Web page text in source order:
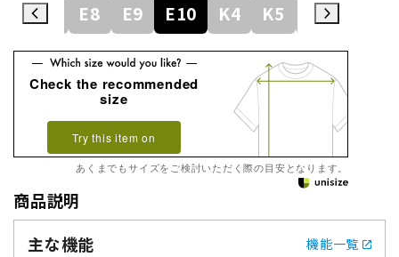
E7 E8 E9 E10 K4 K5 K6
Check the recommended
size
Try this item on
あくまでもサイズをご検討いただく際の目安となります。
商品説明
主な機能
機能一覧